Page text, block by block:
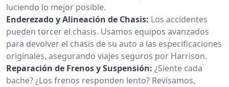
luciendo lo mejor posible.
Enderezado y Alineación de Chasis: Los accidentes
pueden torcer el chasis. Usamos equipos avanzados
para devolver el chasis de su auto a las especificaciones
originales, asegurando viajes seguros por Harrison.
Reparación de Frenos y Suspensión: ¿Siente cada
bache? ¿Los frenos responden lento? Revisamos,